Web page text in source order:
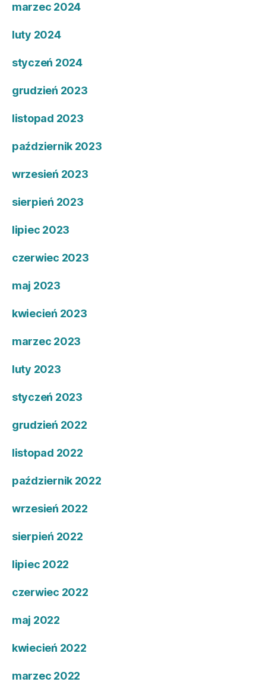
marzec 2024
luty 2024
styczeń 2024
grudzień 2023
listopad 2023
październik 2023
wrzesień 2023
sierpień 2023
lipiec 2023
czerwiec 2023
maj 2023
kwiecień 2023
marzec 2023
luty 2023
styczeń 2023
grudzień 2022
listopad 2022
październik 2022
wrzesień 2022
sierpień 2022
lipiec 2022
czerwiec 2022
maj 2022
kwiecień 2022
marzec 2022